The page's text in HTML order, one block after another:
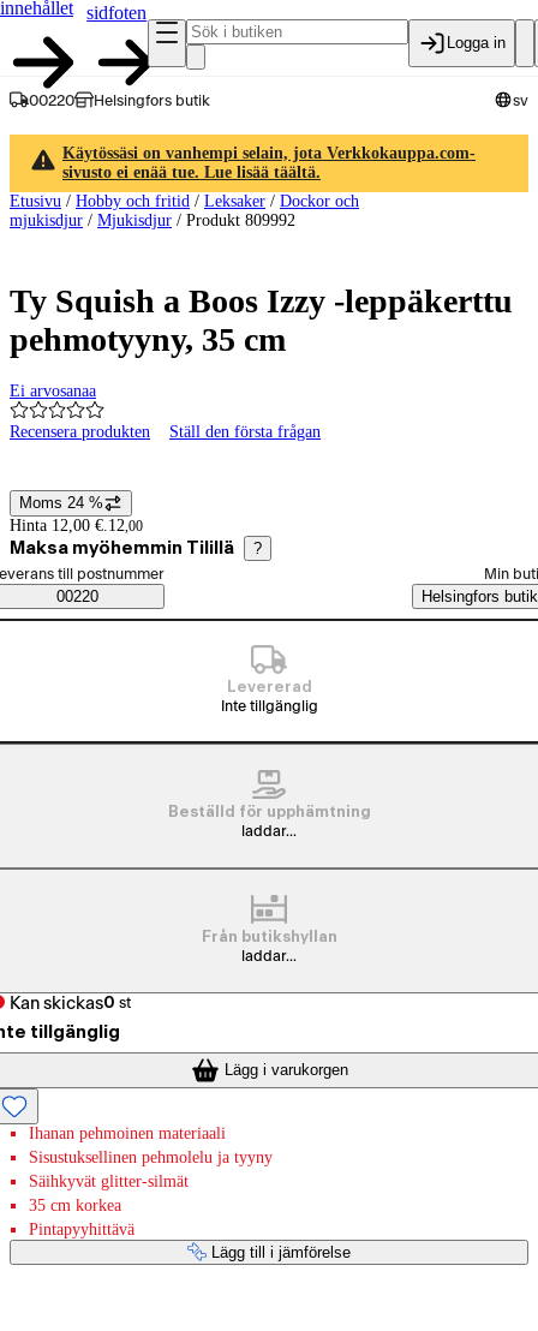
innehållet
sidfoten
Logga in
00220 Helsingfors butik sv
Käytössäsi on vanhempi selain, jota Verkkokauppa.com-
sivusto ei enää tue. Lue lisää täältä.
Etusivu / Hobby och fritid / Leksaker / Dockor och
mjukisdjur / Mjukisdjur / Produkt 809992
Ty Squish a Boos Izzy -leppäkerttu
pehmotyyny, 35 cm
Ei arvosanaa
Recensera produkten Ställ den första frågan
Prisinformation
Moms 24 %
Hinta 12,00 €. 12,00
Maksa myöhemmin Tilillä ?
Saatavuustiedot
beställningssätt
till postnummer
00220
Min
Helsingfors butik
Levererad
Inte tillgänglig
Beställd för upphämtning
laddar...
Från butikshyllan
laddar...
Kan skickas0 st
tillgänglig
Lägg i varukorgen
Ihanan pehmoinen materiaali
Sisustuksellinen pehmolelu ja tyyny
Säihkyvät glitter-silmät
35 cm korkea
Pintapyyhittävä
Lägg till i jämförelse